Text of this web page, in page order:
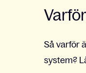
Så varför
system?